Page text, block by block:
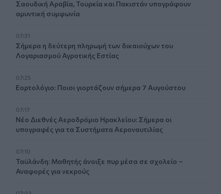
Σαουδική Αραβία, Τουρκία και Πακιστάν υπογράφουν
αμυντική συμφωνία
07:31
Σήμερα η δεύτερη πληρωμή των δικαιούχων του
Λογαριασμού Αγροτικής Εστίας
07:25
Εορτολόγιο: Ποιοι γιορτάζουν σήμερα 7 Αυγούστου
07:17
Νέο Διεθνές Αεροδρόμιο Ηρακλείου: Σήμερα οι
υπογραφές για τα Συστήματα Αεροναυτιλίας
07:10
Ταϋλάνδη: Μαθητής άνοιξε πυρ μέσα σε σχολείο –
Αναφορές για νεκρούς